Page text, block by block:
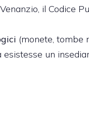
il Codice
(monete, tombe
un